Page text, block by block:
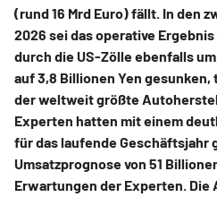
(rund 16 Mrd Euro) fällt. In den
2026 sei das operative
durch die US-Zölle ebenfalls
auf 3,8 Billionen Yen gesunken,
der weltweit größte
Experten hatten mit einem
für das laufende Geschäftsjahr
Umsatzprognose von 51
Erwartungen der Experten. Die